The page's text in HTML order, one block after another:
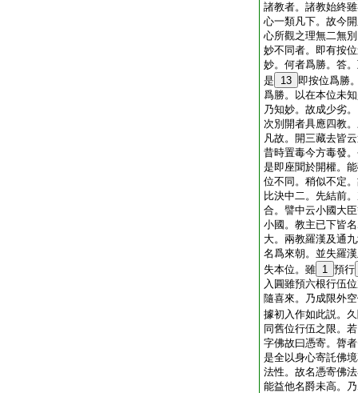
諸教者。諸教始終
心一類凡下。故今
心所觀之理無二無
妙不同者。即有按
妙。何者爲勝。答
是
13 即按位爲勝
爲勝。以在本位未
乃知妙。故成少劣
次別開者具應四教
凡故。開三藏去皆
昔時置毒今方毒發
是即座聞於開權。
位不同。稍似不定
比決中二。先結前
合。譬中云小國大
小國。教主已下皆
大。兩教羅漢及通
名爲來朝。並失羅
失本位。雖 1 預行
入圓雖預六根行伍
隨喜來。乃成限外
據初入作如此説。
同舊位行伍之限。
字佛故曰憑寄。膂
是全以身心寄託佛
法性。故名憑寄佛
能益他名爵未高。